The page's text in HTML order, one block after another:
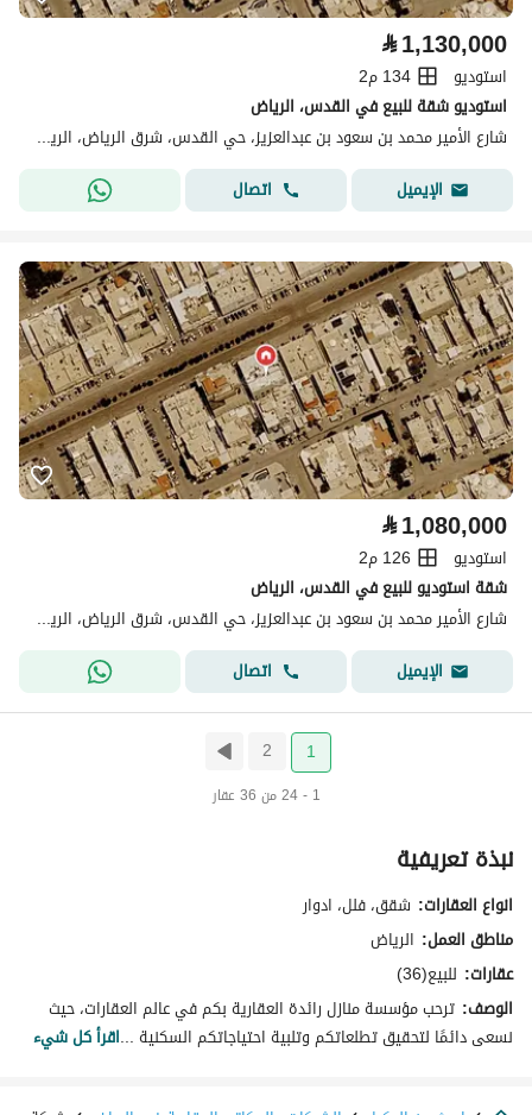
⃁1,130,000
استوديو
134 م2
استوديو شقة للبيع في القدس، الرياض
شارع الأمير محمد بن سعود بن عبدالعزيز، حي القدس، شرق الرياض، الرياض
الإيميل
اتصال
⃁1,080,000
استوديو
126 م2
شقة استوديو للبيع في القدس، الرياض
شارع الأمير محمد بن سعود بن عبدالعزيز، حي القدس، شرق الرياض، الرياض
الإيميل
اتصال
1
2
1 - 24 من 36 عقار
نبذة تعريفية
انواع العقارات: شقق، فلل، ادوار
مناطق العمل: الرياض
عقارات: للبيع(36)
الوصف: ترحب مؤسسة منازل رائدة العقارية بكم في عالم العقارات، حيث
نسعى دائمًا لتحقيق تطلعاتكم وتلبية احتياجاتكم السكنية ...اقرأ كل شيء